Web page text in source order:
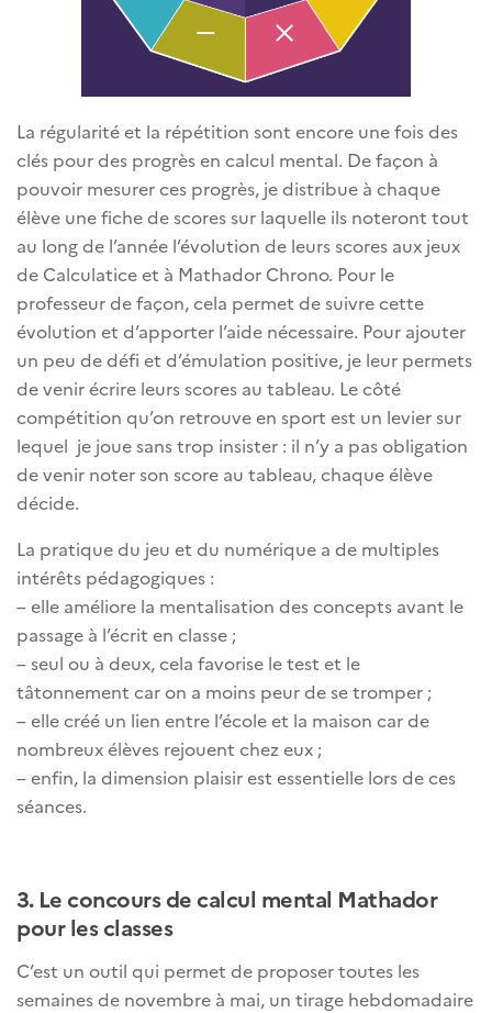
La régularité et la répétition sont encore une fois des
clés pour des progrès en calcul mental. De façon à
pouvoir mesurer ces progrès, je distribue à chaque
élève une fiche de scores sur laquelle ils noteront tout
au long de l’année l’évolution de leurs scores aux jeux
de Calculatice et à Mathador Chrono. Pour le
professeur de façon, cela permet de suivre cette
évolution et d’apporter l’aide nécessaire. Pour ajouter
un peu de défi et d’émulation positive, je leur permets
de venir écrire leurs scores au tableau. Le côté
compétition qu’on retrouve en sport est un levier sur
lequel je joue sans trop insister : il n’y a pas obligation
de venir noter son score au tableau, chaque élève
décide.
La pratique du jeu et du numérique a de multiples
intérêts pédagogiques :
– elle améliore la mentalisation des concepts avant le
passage à l’écrit en classe ;
– seul ou à deux, cela favorise le test et le
tâtonnement car on a moins peur de se tromper ;
– elle créé un lien entre l’école et la maison car de
nombreux élèves rejouent chez eux ;
– enfin, la dimension plaisir est essentielle lors de ces
séances.
3. Le concours de calcul mental Mathador
pour les classes
C’est un outil qui permet de proposer toutes les
semaines de novembre à mai, un tirage hebdomadaire